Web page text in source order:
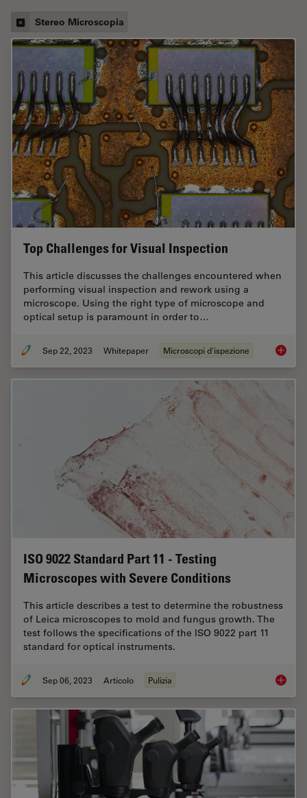
Stereo Microscopia
Top Challenges for Visual Inspection
This article discusses the challenges encountered when
performing visual inspection and rework using a
microscope. Using the right type of microscope and
optical setup is paramount in order to…
Sep 22, 2023 Whitepaper Microscopi d'ispezione Top
ISO 9022 Standard Part 11 - Testing
Microscopes with Severe Conditions
This article describes a test to determine the robustness
of Leica microscopes to mold and fungus growth. The
test follows the specifications of the ISO 9022 part 11
standard for optical instruments.
Sep 06, 2023 Articolo Pulizia ISO